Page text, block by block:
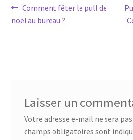
Navigation
de
Article
précédent :
Comment fêter le pull de
noël au bureau ?
Laisser un
Votre adresse e-mail ne sera
champs obligatoires sont